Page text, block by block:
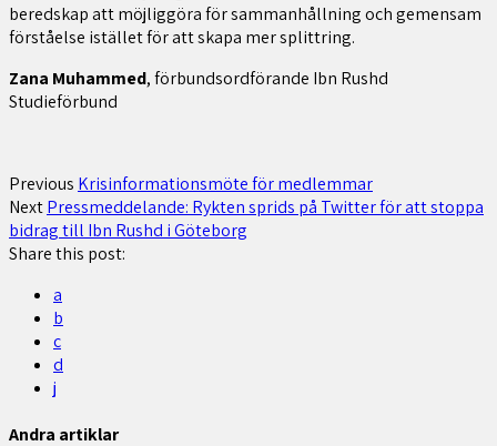
beredskap att möjliggöra för sammanhållning och gemensam
förståelse istället för att skapa mer splittring.
Zana Muhammed, förbundsordförande Ibn Rushd
Studieförbund
Previous Krisinformationsmöte för medlemmar
NextPressmeddelande: Rykten sprids på Twitter för att stoppa
bidrag till Ibn Rushd i Göteborg
Share this post:
a
b
c
d
j
Andra artiklar